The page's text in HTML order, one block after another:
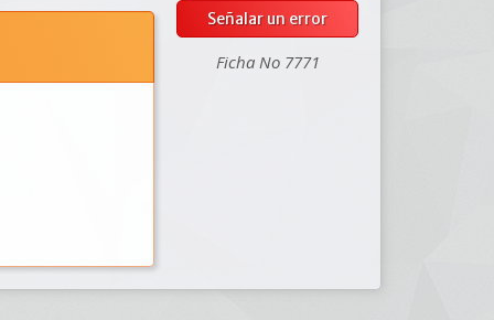
Señalar un error
Ficha No 7771